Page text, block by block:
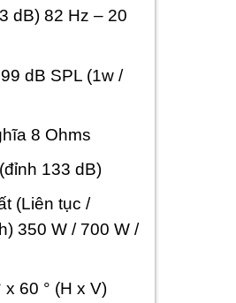
dB) 82 Hz – 20
dB SPL (1w /
8 Ohms
133 dB)
(Liên tục /
350 W / 700 W /
x 60 ° (H x V)